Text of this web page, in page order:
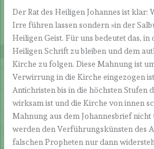
Der Rat des Heiligen Johannes ist klar:
Irre führen lassen sondern »in der
Heiligen Geist. Für uns bedeutet das,
Heiligen Schrift zu bleiben und dem
Kirche zu folgen. Diese Mahnung ist
Verwirrung in die Kirche eingezogen
Antichristen bis in die höchsten Stufen
wirksam ist und die Kirche von innen
Mahnung aus dem Johannesbrief
werden den Verführungskünsten des
falschen Propheten nur dann